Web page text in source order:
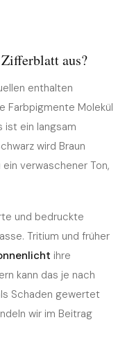
aus?
enthalten
Farbpigmente Molekül
ist ein langsam
wird Braun
verwaschener Ton,
und bedruckte
Tritium und früher
ihre
kann das je nach
Schaden gewertet
wir im Beitrag